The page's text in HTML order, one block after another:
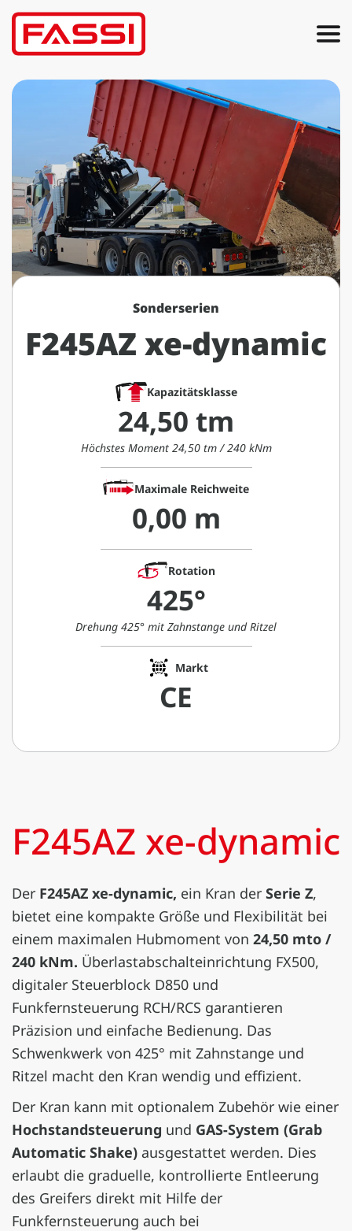
Sonderserien
F245AZ xe-dynamic
Kapazitätsklasse
24,50 tm
Höchstes Moment 24,50 tm / 240 kNm
Maximale Reichweite
0,00 m
Rotation
425°
Drehung 425° mit Zahnstange und Ritzel
Markt
CE
F245AZ xe-dynamic
Der F245AZ xe-dynamic, ein Kran der Serie Z,
bietet eine kompakte Größe und Flexibilität bei
einem maximalen Hubmoment von 24,50 mto /
240 kNm. Überlastabschalteinrichtung FX500,
digitaler Steuerblock D850 und
Funkfernsteuerung RCH/RCS garantieren
Präzision und einfache Bedienung. Das
Schwenkwerk von 425° mit Zahnstange und
Ritzel macht den Kran wendig und effizient.
Der Kran kann mit optionalem Zubehör wie einer
Hochstandsteuerung und GAS-System (Grab
Automatic Shake) ausgestattet werden. Dies
erlaubt die graduelle, kontrollierte Entleerung
des Greifers direkt mit Hilfe der
Funkfernsteuerung auch bei